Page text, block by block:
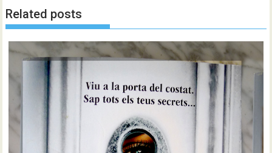
Related posts